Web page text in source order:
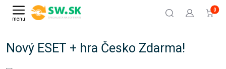
menu
0
Nový ESET + hra Česko Zdarma!